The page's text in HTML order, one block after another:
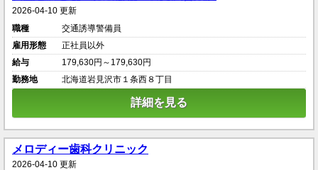
2026-04-10 更新
職種
交通誘導警備員
雇用形態
正社員以外
給与
179,630円～179,630円
勤務地
北海道岩見沢市１条西８丁目
詳細を見る
メロディー歯科クリニック
2026-04-10 更新